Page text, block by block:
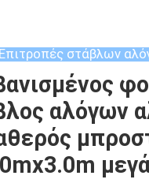
Επιτροπές στάβλων
αλόγων